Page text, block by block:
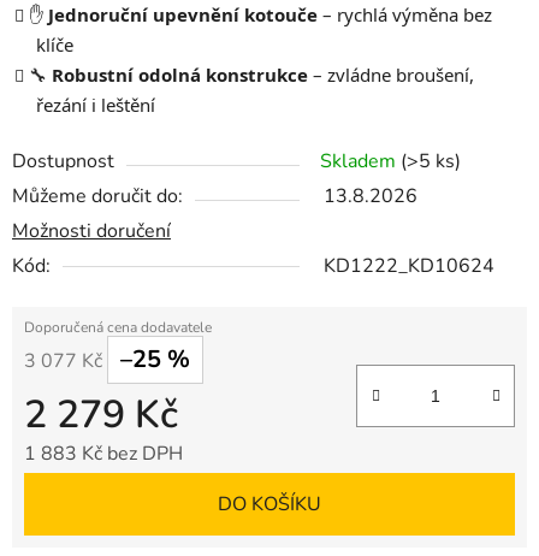
✋ Jednoruční upevnění kotouče – rychlá výměna bez
klíče
🔧 Robustní odolná konstrukce – zvládne broušení,
řezání i leštění
Dostupnost Skladem (>5 ks)
Můžeme doručit do:
13.8.2026
Možnosti doručení
Kód:
KD1222_KD10624
3 077 Kč –25 %
2 279 Kč
1 883 Kč bez DPH
DO KOŠÍKU